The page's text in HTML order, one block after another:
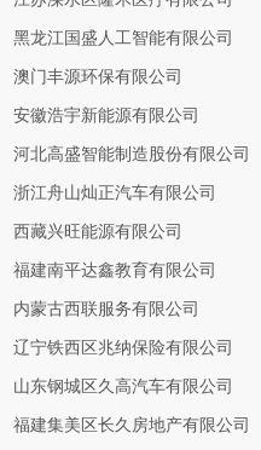
黑龙江国盛人工智能有限公司
澳门丰源环保有限公司
安徽浩宇新能源有限公司
河北高盛智能制造股份有限公司
浙江舟山灿正汽车有限公司
西藏兴旺能源有限公司
福建南平达鑫教育有限公司
内蒙古西联服务有限公司
辽宁铁西区兆纳保险有限公司
山东钢城区久高汽车有限公司
福建集美区长久房地产有限公司